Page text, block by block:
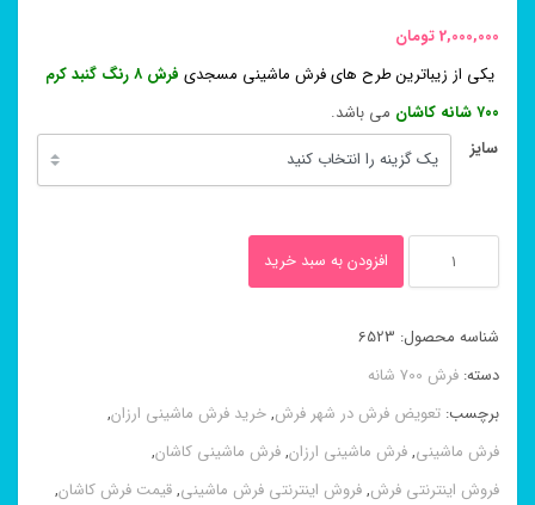
مشتری
2,000,000تومان
یکی از زیباترین طرح های فرش ماشینی مسجدی
فرش ۸ رنگ گنبد کرم
۷۰۰ شانه کاشان
می باشد.
سایز
۸
رنگ
گنبد
کرم
۷۰۰
شانه
افزودن به سبد خرید
شناسه محصول: 6523
دسته: فرش 700 شانه
برچسب: تعویض فرش در شهر فرش,خرید فرش ماشینی ارزان,
فرش ماشینی,فرش ماشینی ارزان,فرش ماشینی کاشان,
فروش اینترنتی فرش,فروش اینترنتی فرش ماشینی,قیمت فرش کاشان,